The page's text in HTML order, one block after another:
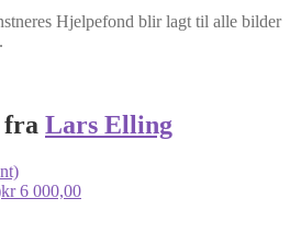
Hjelpefond blir lagt til alle bilder
fra Lars Elling
kr6 000,00